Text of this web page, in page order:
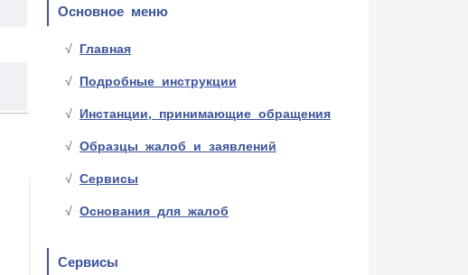
Основное меню
Главная
Подробные инструкции
Инстанции, принимающие обращения
Образцы жалоб и заявлений
Сервисы
Основания для жалоб
Сервисы